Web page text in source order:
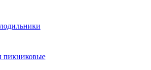
пикниковые